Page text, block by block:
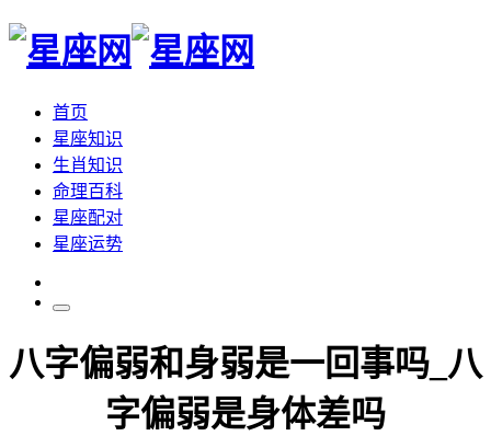
首页
星座知识
生肖知识
命理百科
星座配对
星座运势
八字偏弱和身弱是一回事吗_八
字偏弱是身体差吗